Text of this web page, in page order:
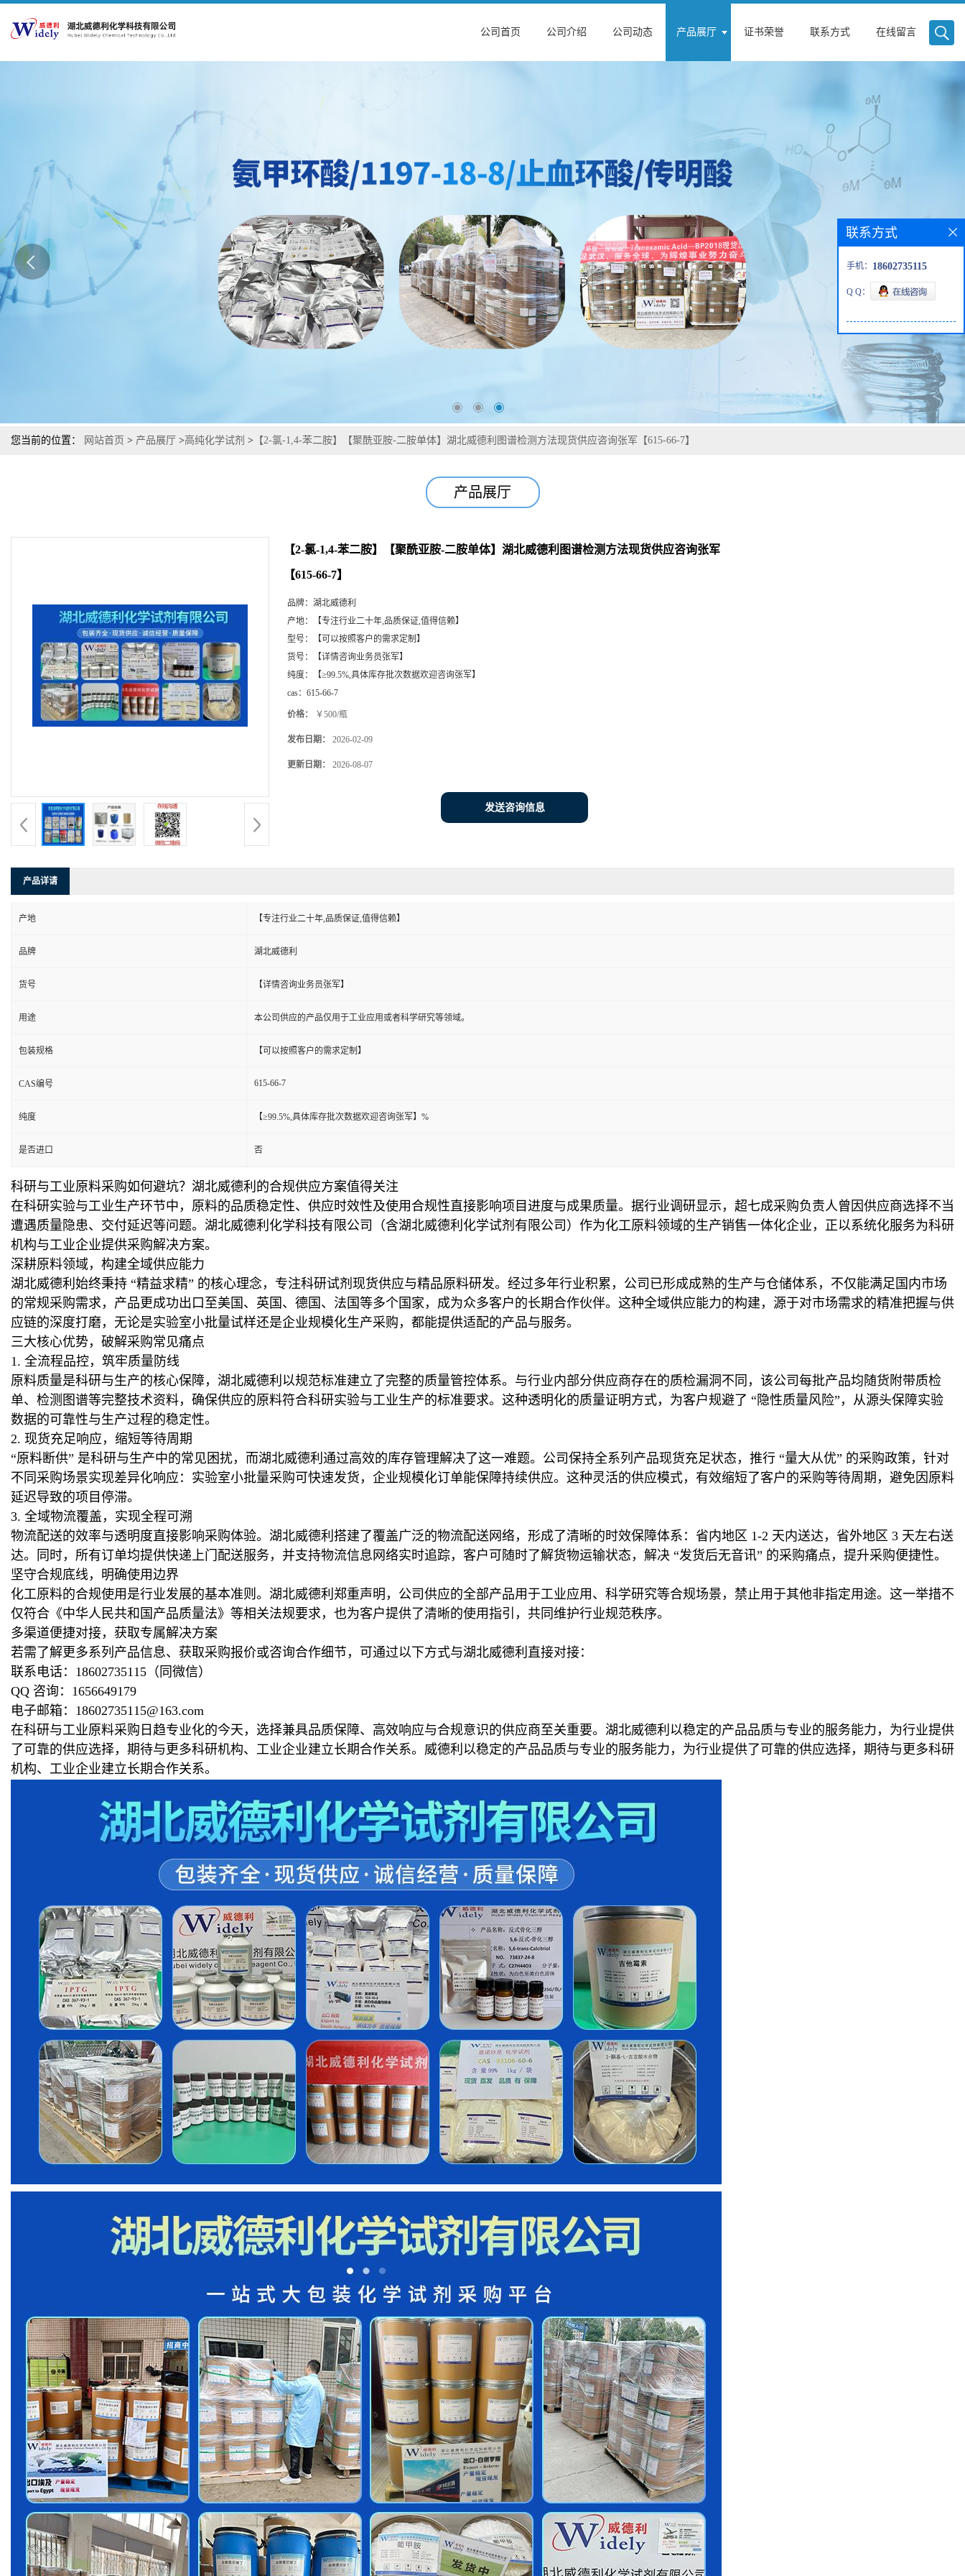
公司首页 公司介绍 公司动态 产品展厅 证书荣誉 联系方式 在线留言
您当前的位置： 网站首页 > 产品展厅 >高纯化学试剂 > 【2-氯-1,4-苯二胺】【聚酰亚胺-二胺单体】湖北威德利图谱检测方法现货供应咨询张军【615-66-7】
产品展厅
【2-氯-1,4-苯二胺】【聚酰亚胺-二胺单体】湖北威德利图谱检测方法现货供应咨询张军
【615-66-7】
品牌： 湖北威德利
产地：
【专注行业二十年,品质保证,值得信赖】
型号：
【可以按照客户的需求定制】
货号：
【详情咨询业务员张军】
纯度：
【≥99.5%,具体库存批次数据欢迎咨询张军】
cas： 615-66-7
价格： ￥500/瓶
发布日期： 2026-02-09
更新日期： 2026-08-07
发送咨询信息
产品详请
产地 【专注行业二十年,品质保证,值得信赖】
品牌 湖北威德利
货号 【详情咨询业务员张军】
用途 本公司供应的产品仅用于工业应用或者科学研究等领域。
包装规格 【可以按照客户的需求定制】
CAS编号 615-66-7
纯度 【≥99.5%,具体库存批次数据欢迎咨询张军】%
是否进口 否
科研与工业原料采购如何避坑？湖北威德利的合规供应方案值得关注
在科研实验与工业生产环节中，原料的品质稳定性、供应时效性及使用合规性直接影响项目进度与成果质量。据行业调研显示，超七成采购负责人曾因供应商选择不当
遭遇质量隐患、交付延迟等问题。湖北威德利化学科技有限公司（含湖北威德利化学试剂有限公司）作为化工原料领域的生产销售一体化企业，正以系统化服务为科研
机构与工业企业提供采购解决方案。
深耕原料领域，构建全域供应能力
湖北威德利始终秉持 “精益求精” 的核心理念，专注科研试剂现货供应与精品原料研发。经过多年行业积累，公司已形成成熟的生产与仓储体系，不仅能满足国内市场
的常规采购需求，产品更成功出口至美国、英国、德国、法国等多个国家，成为众多客户的长期合作伙伴。这种全域供应能力的构建，源于对市场需求的精准把握与供
应链的深度打磨，无论是实验室小批量试样还是企业规模化生产采购，都能提供适配的产品与服务。
三大核心优势，破解采购常见痛点
1. 全流程品控，筑牢质量防线
原料质量是科研与生产的核心保障，湖北威德利以规范标准建立了完整的质量管控体系。与行业内部分供应商存在的质检漏洞不同，该公司每批产品均随货附带质检
单、检测图谱等完整技术资料，确保供应的原料符合科研实验与工业生产的标准要求。这种透明化的质量证明方式，为客户规避了 “隐性质量风险”，从源头保障实验
数据的可靠性与生产过程的稳定性。
2. 现货充足响应，缩短等待周期
“原料断供” 是科研与生产中的常见困扰，而湖北威德利通过高效的库存管理解决了这一难题。公司保持全系列产品现货充足状态，推行 “量大从优” 的采购政策，针对
不同采购场景实现差异化响应：实验室小批量采购可快速发货，企业规模化订单能保障持续供应。这种灵活的供应模式，有效缩短了客户的采购等待周期，避免因原料
延迟导致的项目停滞。
3. 全域物流覆盖，实现全程可溯
物流配送的效率与透明度直接影响采购体验。湖北威德利搭建了覆盖广泛的物流配送网络，形成了清晰的时效保障体系：省内地区 1-2 天内送达，省外地区 3 天左右送
达。同时，所有订单均提供快递上门配送服务，并支持物流信息网络实时追踪，客户可随时了解货物运输状态，解决 “发货后无音讯” 的采购痛点，提升采购便捷性。
坚守合规底线，明确使用边界
化工原料的合规使用是行业发展的基本准则。湖北威德利郑重声明，公司供应的全部产品用于工业应用、科学研究等合规场景，禁止用于其他非指定用途。这一举措不
仅符合《中华人民共和国产品质量法》等相关法规要求，也为客户提供了清晰的使用指引，共同维护行业规范秩序。
多渠道便捷对接，获取专属解决方案
若需了解更多系列产品信息、获取采购报价或咨询合作细节，可通过以下方式与湖北威德利直接对接：
联系电话：18602735115（同微信）
QQ 咨询：1656649179
电子邮箱：18602735115@163.com
在科研与工业原料采购日趋专业化的今天，选择兼具品质保障、高效响应与合规意识的供应商至关重要。湖北威德利以稳定的产品品质与专业的服务能力，为行业提供
了可靠的供应选择，期待与更多科研机构、工业企业建立长期合作关系。威德利以稳定的产品品质与专业的服务能力，为行业提供了可靠的供应选择，期待与更多科研
机构、工业企业建立长期合作关系。
联系方式
手机： 18602735115
Q Q：